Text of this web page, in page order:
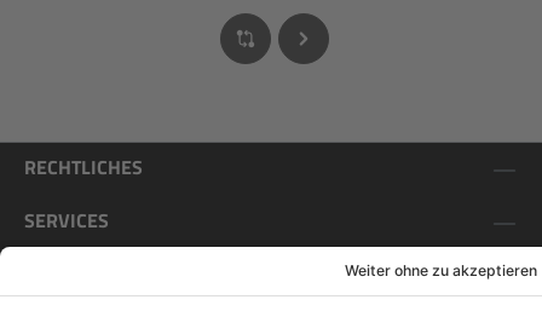
RECHTLICHES
SERVICES